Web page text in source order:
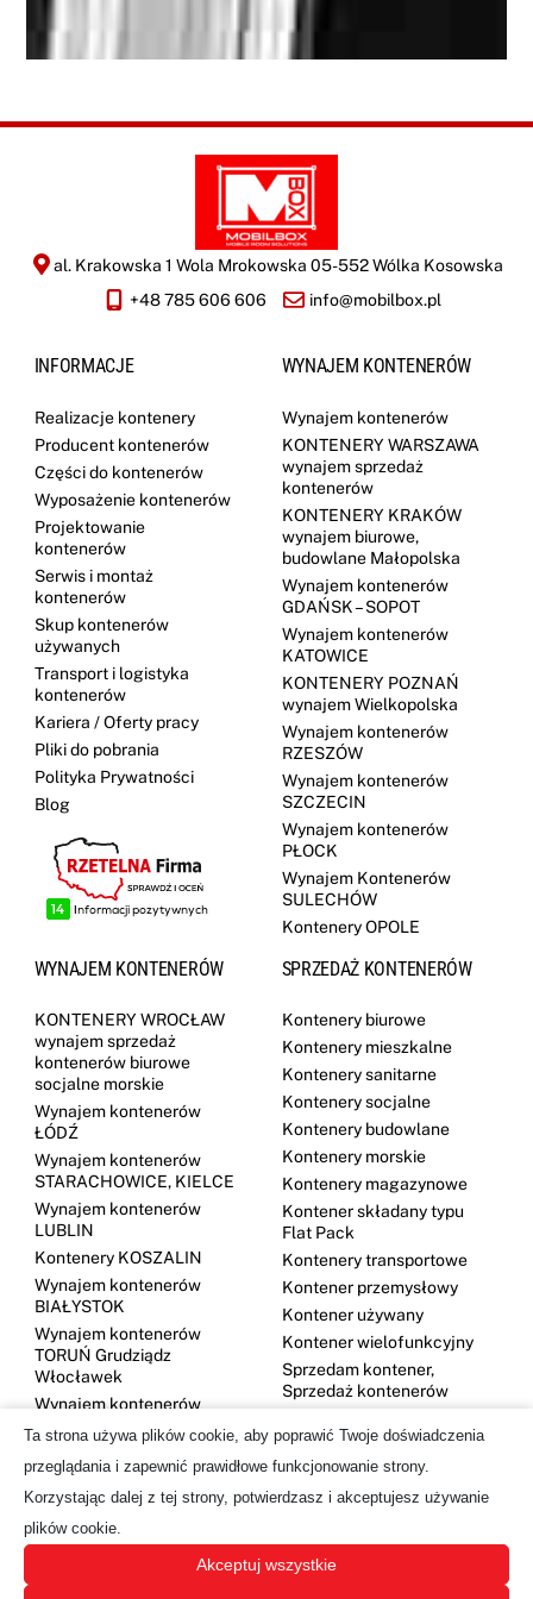
i
al. Krakowska 1 Wola Mrokowska 05-552 Wólka Kosowska
+48 785 606 606
info@mobilbox.pl
INFORMACJE
Realizacje kontenery
Producent kontenerów
Części do kontenerów
Wyposażenie kontenerów
Projektowanie
kontenerów
Serwis i montaż
kontenerów
Skup kontenerów
używanych
Transport i logistyka
kontenerów
Kariera / Oferty pracy
Pliki do pobrania
Polityka Prywatności
Blog
WYNAJEM KONTENERÓW
Wynajem kontenerów
KONTENERY WARSZAWA
wynajem sprzedaż
kontenerów
KONTENERY KRAKÓW
wynajem biurowe,
budowlane Małopolska
Wynajem kontenerów
GDAŃSK – SOPOT
Wynajem kontenerów
KATOWICE
KONTENERY POZNAŃ
wynajem Wielkopolska
Wynajem kontenerów
RZESZÓW
Wynajem kontenerów
SZCZECIN
Wynajem kontenerów
PŁOCK
Wynajem Kontenerów
SULECHÓW
Kontenery OPOLE
WYNAJEM KONTENERÓW
KONTENERY WROCŁAW
wynajem sprzedaż
kontenerów biurowe
socjalne morskie
Wynajem kontenerów
ŁÓDŹ
Wynajem kontenerów
STARACHOWICE, KIELCE
Wynajem kontenerów
LUBLIN
Kontenery KOSZALIN
Wynajem kontenerów
BIAŁYSTOK
Wynajem kontenerów
TORUŃ Grudziądz
Włocławek
Wynajem kontenerów
DĘBICA
Wynajem kontenerów
OLSZTYN
Wynajem kontenerów
SUWAŁKI
SPRZEDAŻ KONTENERÓW
Kontenery biurowe
Kontenery mieszkalne
Kontenery sanitarne
Kontenery socjalne
Kontenery budowlane
Kontenery morskie
Kontenery magazynowe
Kontener składany typu
Flat Pack
Kontenery transportowe
Kontener przemysłowy
Kontener używany
Kontener wielofunkcyjny
Sprzedam kontener,
Sprzedaż kontenerów
Ta strona używa plików cookie, aby poprawić Twoje doświadczenia
przeglądania i zapewnić prawidłowe funkcjonowanie strony.
Korzystając dalej z tej strony, potwierdzasz i akceptujesz używanie
plików cookie.
Akceptuj wszystkie